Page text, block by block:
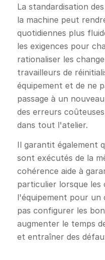
La standardisation
la machine peut
quotidiennes plus
les exigences pour
rationaliser les
travailleurs de
équipement et de ne
passage à un
des erreurs
dans tout l'atelier.
Il garantit également
sont exécutés de la
cohérence aide à
particulier lorsque
l'équipement pour un
pas configurer les
augmenter le temps
et entraîner des